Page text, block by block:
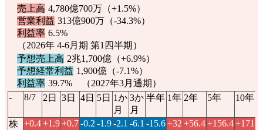
売上高 4,780億700万（+1.5%）
営業利益 313億900万（-34.3%）
利益率 6.5%
（2026年 4-6月期 第1四半期）
予想売上高 2兆1,700億（+6.9%）
予想経常利益 1,900億（-7.1%）
利益率 39.7% （2027年3月通期）
-
8/7 2日 3日 4日 5日 1か
月
3か
月
半年 1年 2年 5年 10年
株 +0.4+1.9+0.7-0.2 -1.9-2.1 -6.1 -15.6+32 +56.4+156.4+171.2